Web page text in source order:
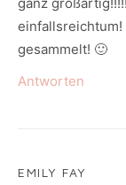
gesammelt! 🙂
Antworten
EMILY FAY